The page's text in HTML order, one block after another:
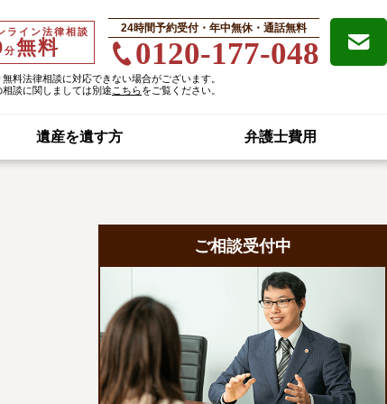
ライン法律相談
分無料
24時間予約受付・年中無休・通話無料
0120-177-048
料法律相談に対応できない場合がございます。
談に関しましては別途 こちらをご覧ください。
遺産を遺す方 弁護士費用
ご相談受付中